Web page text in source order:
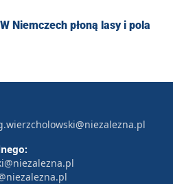
W Niemczech płoną lasy i pola